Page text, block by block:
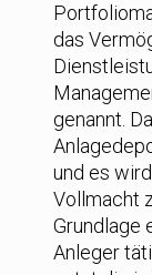
das
genannt.
und es
Vollmacht
Grundlage
Anleger